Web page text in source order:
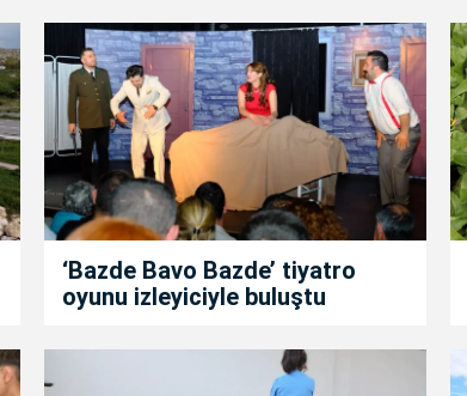
‘Bazde Bavo Bazde’ tiyatro
oyunu izleyiciyle buluştu